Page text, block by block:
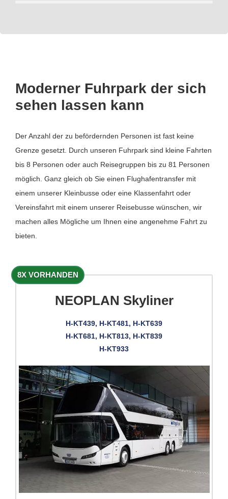
Moderner Fuhrpark der sich
sehen lassen kann
Der Anzahl der zu befördernden Personen ist fast keine
Grenze gesetzt. Durch unseren Fuhrpark sind kleine Fahrten
bis 8 Personen oder auch Reisegruppen bis zu 81 Personen
möglich. Ganz gleich ob Sie einen Flughafentransfer mit
einem unserer Kleinbusse oder eine Klassenfahrt oder
Vereinsfahrt mit einem unserer Reisebusse wünschen, wir
machen alles Mögliche um Ihnen eine angenehme Fahrt zu
bieten.
8X VORHANDEN
NEOPLAN Skyliner
H-KT439, H-KT481, H-KT639
H-KT681, H-KT813, H-KT839
H-KT933